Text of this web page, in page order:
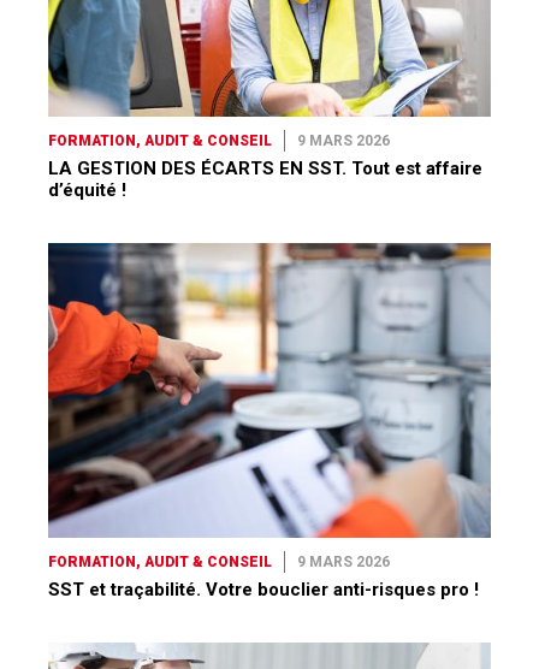
FORMATION, AUDIT & CONSEIL 9 MARS 2026
LA GESTION DES ÉCARTS EN SST. Tout est affaire
d’équité !
FORMATION, AUDIT & CONSEIL 9 MARS 2026
SST et traçabilité. Votre bouclier anti-risques pro !